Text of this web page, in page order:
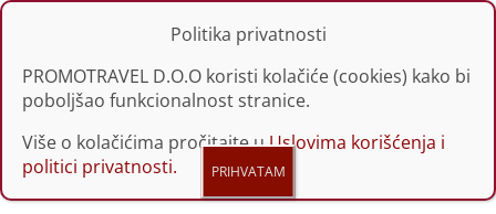
Politika privatnosti
PROMOTRAVEL D.O.O koristi kolačiće (cookies) kako bi
poboljšao funkcionalnost stranice.
Više o kolačićima pročitajte uUslovima korišćenja i
politici privatnosti.